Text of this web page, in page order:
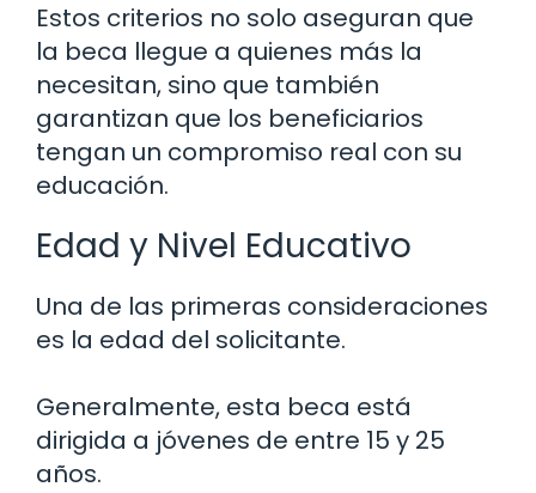
Estos criterios no solo aseguran que
la beca llegue a quienes más la
necesitan, sino que también
garantizan que los beneficiarios
tengan un compromiso real con su
educación.
Edad y Nivel Educativo
Una de las primeras consideraciones
es la edad del solicitante.
Generalmente, esta beca está
dirigida a jóvenes de entre 15 y 25
años.